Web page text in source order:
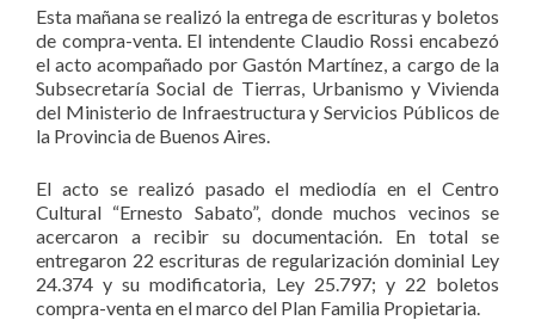
Esta mañana se realizó la entrega de escrituras y boletos
de compra-venta. El intendente Claudio Rossi encabezó
el acto acompañado por Gastón Martínez, a cargo de la
Subsecretaría Social de Tierras, Urbanismo y Vivienda
del Ministerio de Infraestructura y Servicios Públicos de
la Provincia de Buenos Aires.
El acto se realizó pasado el mediodía en el Centro
Cultural “Ernesto Sabato”, donde muchos vecinos se
acercaron a recibir su documentación. En total se
entregaron 22 escrituras de regularización dominial Ley
24.374 y su modificatoria, Ley 25.797; y 22 boletos
compra-venta en el marco del Plan Familia Propietaria.